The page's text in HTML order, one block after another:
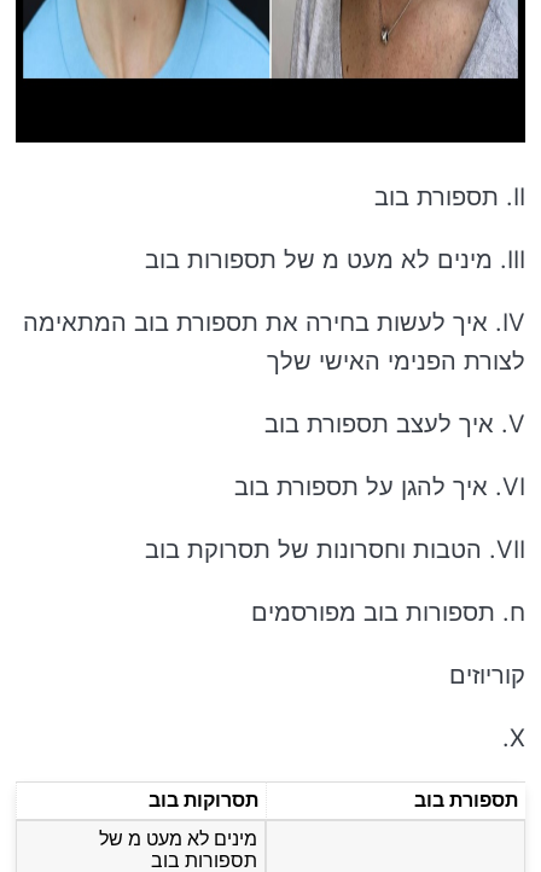
II. תספורת בוב
III. מינים לא מעט מ של תספורות בוב
IV. איך לעשות בחירה את תספורת בוב המתאימה
לצורת הפנימי האישי שלך
V. איך לעצב תספורת בוב
VI. איך להגן על תספורת בוב
VII. הטבות וחסרונות של תסרוקת בוב
ח. תספורות בוב מפורסמים
קוריוזים
X.
תספורת בוב
תסרוקות בוב
מינים לא מעט מ של
תספורות בוב